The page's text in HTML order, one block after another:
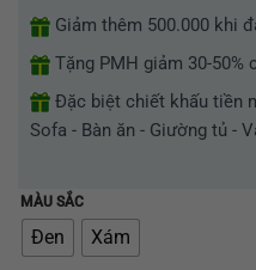
Giảm thêm 500.000 khi
Tặng PMH giảm 30-50%
Đặc biệt chiết khấu tiền
Sofa - Bàn ăn - Giường tủ -
MÀU SẮC
Đen Xám